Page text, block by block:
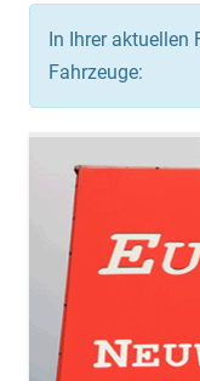
In Ihrer
Fahrzeuge: